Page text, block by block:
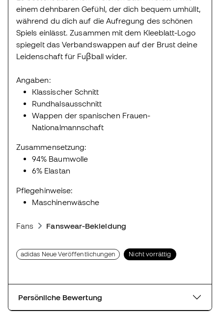
einem dehnbaren Gefühl, der dich bequem umhüllt,
während du dich auf die Aufregung des schönen
Spiels einlässt. Zusammen mit dem Kleeblatt-Logo
spiegelt das Verbandswappen auf der Brust deine
Leidenschaft für Fuβball wider.
Angaben:
Klassischer Schnitt
Rundhalsausschnitt
Wappen der spanischen Frauen-
Nationalmannschaft
Zusammensetzung:
94% Baumwolle
6% Elastan
Pflegehinweise:
Maschinenwäsche
Fans Fanswear-Bekleidung
adidas Neue Veröffentlichungen Nicht vorrättig
Persönliche Bewertung